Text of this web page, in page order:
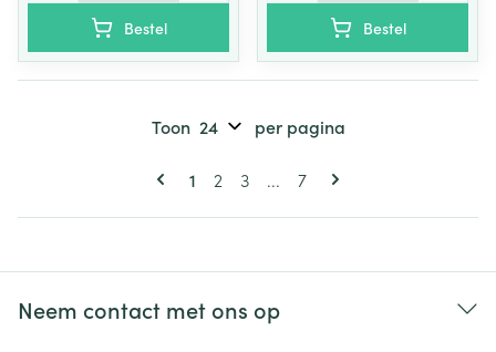
Bestel Bestel
Pagina's
U lees momenteel pagina
1 Pagina
2 Pagina
3 ... Pagina
7
Toon per pagina
Neem contact met ons op